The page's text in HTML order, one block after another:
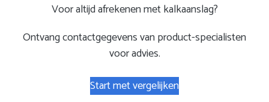
Voor altijd afrekenen met kalkaanslag?
Ontvang contactgegevens van product-specialisten
voor advies.
Start met vergelijken